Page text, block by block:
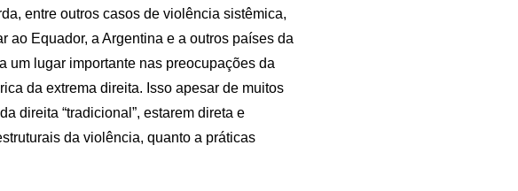
entre outros casos de violência sistêmica,
ao Equador, a Argentina e a outros países da
um lugar importante nas preocupações da
da extrema direita. Isso apesar de muitos
direita “tradicional”, estarem direta e
da violência, quanto a práticas